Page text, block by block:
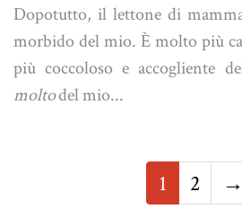
Dopotutto, il lettone di
morbido del mio. È molto più
più coccoloso e accogliente
moltodel mio...
1 2 →